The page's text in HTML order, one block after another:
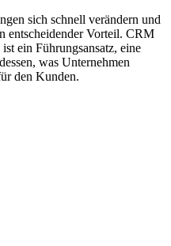
sich schnell verändern und
entscheidender Vorteil. CRM
ein Führungsansatz, eine
was Unternehmen
den Kunden.